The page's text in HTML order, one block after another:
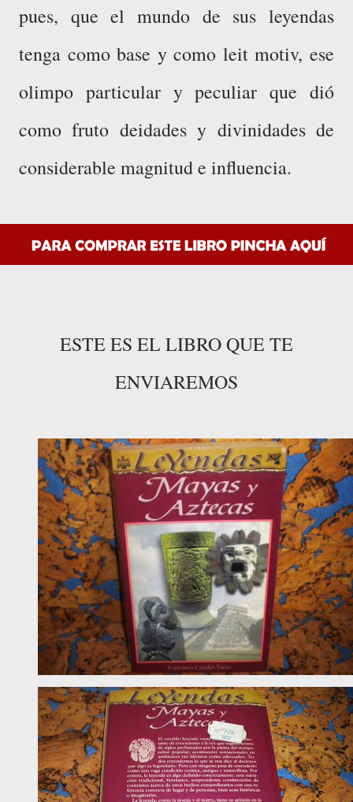
pues, que el mundo de sus leyendas
tenga como base y como leit motiv, ese
olimpo particular y peculiar que dió
como fruto deidades y divinidades de
considerable magnitud e influencia.
ESTE ES EL LIBRO QUE TE
ENVIAREMOS